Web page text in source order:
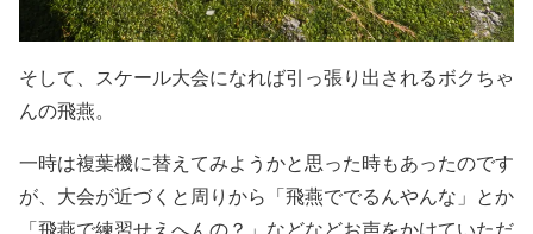
そして、スケール大会になれば引っ張り出されるボクちゃ
んの飛燕。
一時は複葉機に替えてみようかと思った時もあったのです
が、大会が近づくと周りから「飛燕ででるんやんな」とか
「飛燕で練習せえへんの？」などなどお声をかけていただ